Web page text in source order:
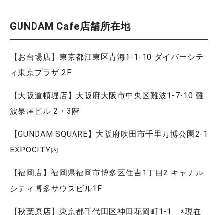
GUNDAM Cafe店舗所在地
【お台場店】東京都江東区青海1-1-10 ダイバーシテ
ィ東京プラザ 2F
【大阪道頓堀店】大阪府大阪市中央区難波1-7-10 難
波泉屋ビル 2・3階
【GUNDAM SQUARE】大阪府吹田市千里万博公園2-1
EXPOCITY内
【福岡店】福岡県福岡市博多区住吉1丁目2 キャナル
シティ博多サウスビル1F
【秋葉原店】東京都千代田区神田花岡町1-1 ※現在